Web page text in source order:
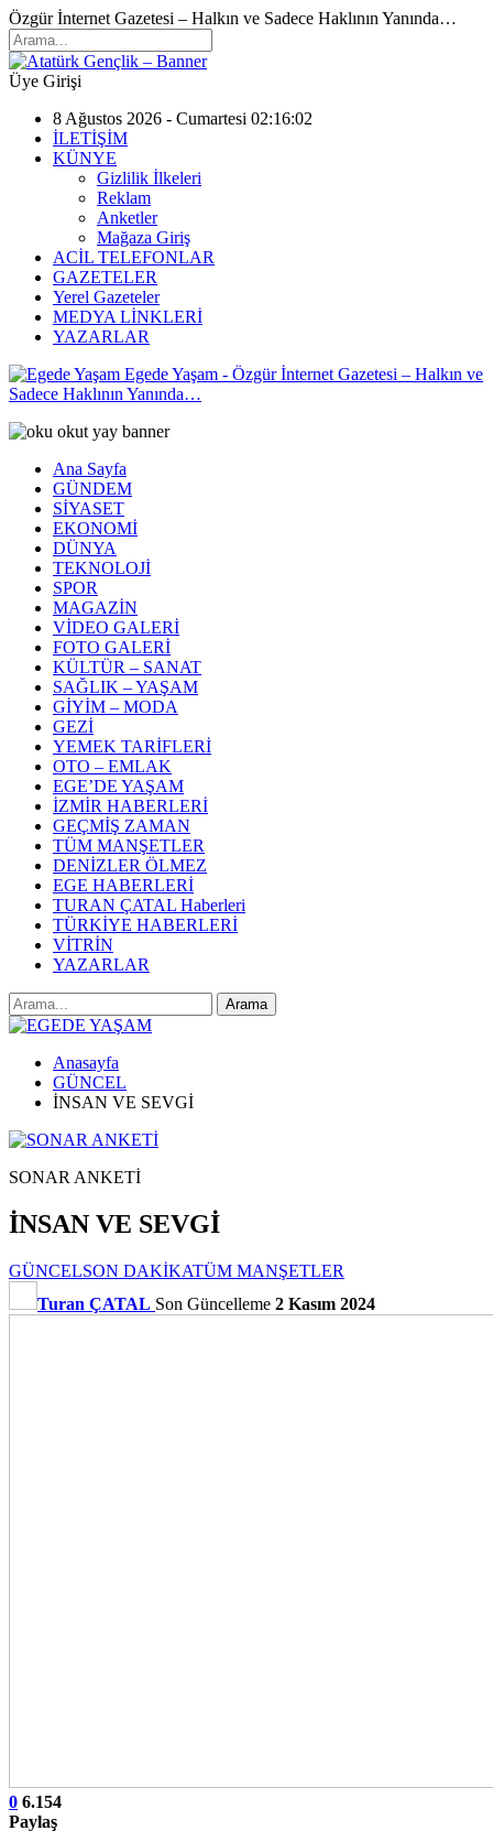
Özgür İnternet Gazetesi – Halkın ve Sadece Haklının Yanında…
Üye Girişi
8 Ağustos 2026 - Cumartesi 02:16:02
İLETİŞİM
KÜNYE
Gizlilik İlkeleri
Reklam
Anketler
Mağaza Giriş
ACİL TELEFONLAR
GAZETELER
Yerel Gazeteler
MEDYA LİNKLERİ
YAZARLAR
Egede Yaşam - Özgür İnternet Gazetesi – Halkın ve
Sadece Haklının Yanında…
Ana Sayfa
GÜNDEM
SİYASET
EKONOMİ
DÜNYA
TEKNOLOJİ
SPOR
MAGAZİN
VİDEO GALERİ
FOTO GALERİ
KÜLTÜR – SANAT
SAĞLIK – YAŞAM
GİYİM – MODA
GEZİ
YEMEK TARİFLERİ
OTO – EMLAK
EGE’DE YAŞAM
İZMİR HABERLERİ
GEÇMİŞ ZAMAN
TÜM MANŞETLER
DENİZLER ÖLMEZ
EGE HABERLERİ
TURAN ÇATAL Haberleri
TÜRKİYE HABERLERİ
VİTRİN
YAZARLAR
Anasayfa
GÜNCEL
İNSAN VE SEVGİ
SONAR ANKETİ
İNSAN VE SEVGİ
GÜNCELSON DAKİKATÜM MANŞETLER
Turan ÇATAL Son Güncelleme 2 Kasım 2024
0 6.154
Paylaş